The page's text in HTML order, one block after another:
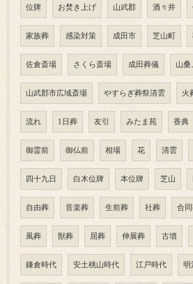
位牌 お焚き上げ 山武郡 酒々井
家族葬 感染対策 成田市 芝山町
佐倉斎場 さくら斎場 成田葬儀 山桑
山武郡市広域斎場 やすらぎ葬祭清雲 火
流れ 1日葬 友引 みたま苑 香典
御霊前 御仏前 相場 花 清雲
四十九日 白木位牌 本位牌 芝山
自由葬 音楽葬 生前葬 社葬 合
風葬 獣葬 屈葬 伸展葬 古墳
鎌倉時代 安土桃山時代 江戸時代 明